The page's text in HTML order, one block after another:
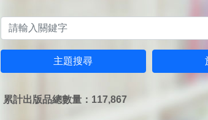
主題搜尋
累計出版品總數量：117,867